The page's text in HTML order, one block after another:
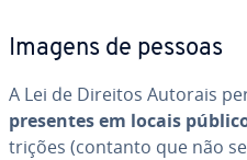
Imagens de pessoas
A Lei de Direitos Autorais
presentes em locais
tri­ções (contanto que não